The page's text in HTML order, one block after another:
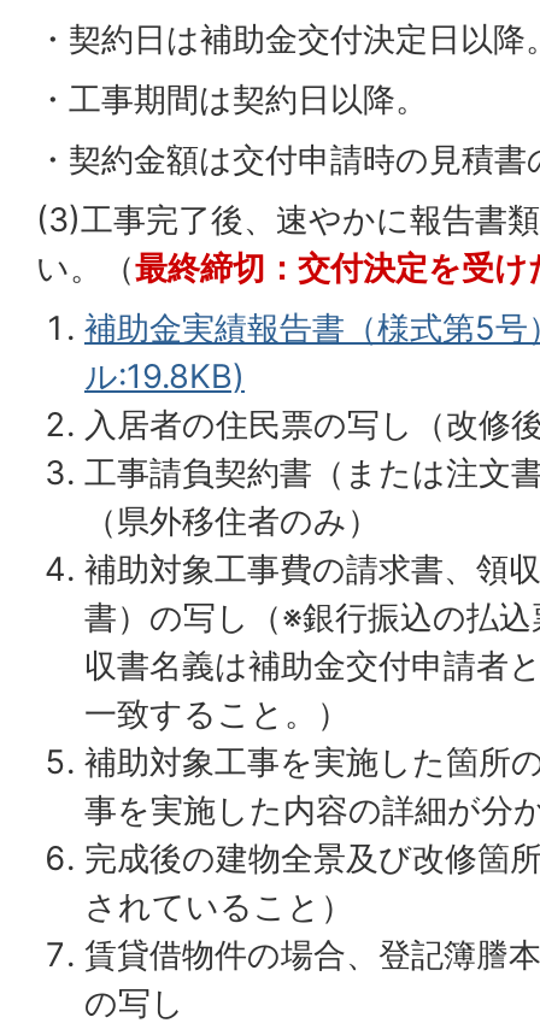
・契約日は補助金交付決定日以降
・工事期間は契約日以降。
・契約金額は交付申請時の見積
(3)工事完了後、速やかに報告書
い。（最終締切：交付決定を受
補助金実績報告書（様式第5
ル:19.8KB)
入居者の住民票の写し（改修
工事請負契約書（または注文
（県外移住者のみ）
補助対象工事費の請求書、領
書）の写し（※銀行振込の払
収書名義は補助金交付申請者
一致すること。）
補助対象工事を実施した箇所
事を実施した内容の詳細が分
完成後の建物全景及び改修箇
されていること）
賃貸借物件の場合、登記簿謄
の写し